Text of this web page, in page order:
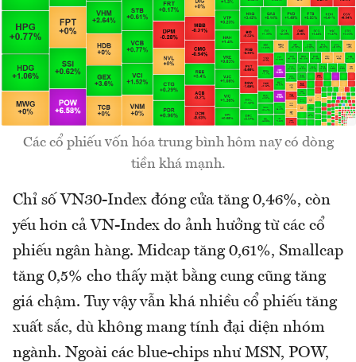
Các cổ phiếu vốn hóa trung bình hôm nay có dòng
tiền khá mạnh.
Chỉ số VN30-Index đóng cửa tăng 0,46%, còn
yếu hơn cả VN-Index do ảnh hưởng từ các cổ
phiếu ngân hàng. Midcap tăng 0,61%, Smallcap
tăng 0,5% cho thấy mặt bằng cung cũng tăng
giá chậm. Tuy vậy vẫn khá nhiều cổ phiếu tăng
xuất sắc, dù không mang tính đại diện nhóm
ngành. Ngoài các blue-chips như MSN, POW,